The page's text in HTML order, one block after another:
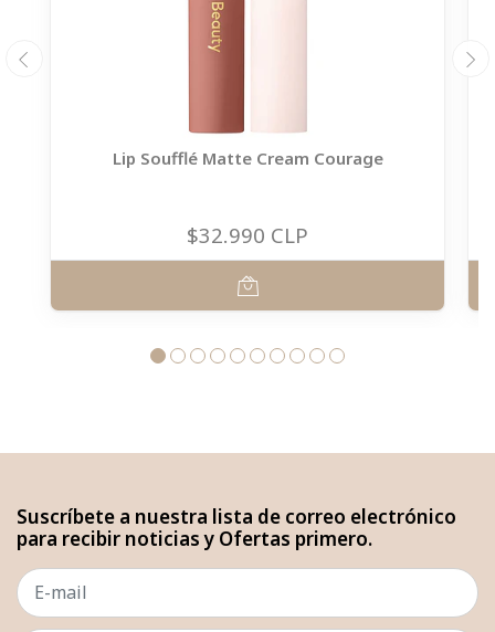
Lip Soufflé Matte Cream Courage
$32.990 CLP
Suscríbete a nuestra lista de correo electrónico
para recibir noticias y Ofertas primero.